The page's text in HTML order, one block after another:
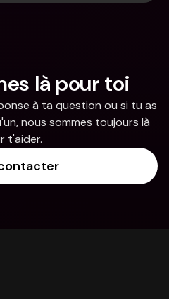
là pour toi
à ta question ou si tu as
nous sommes toujours là
t'aider.